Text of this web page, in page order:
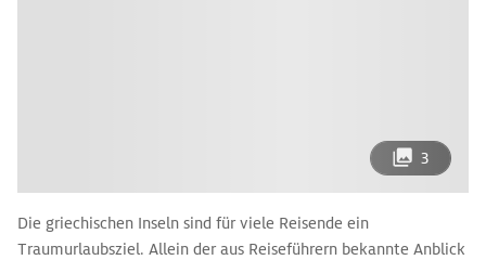
3
Die griechischen Inseln sind für viele Reisende ein
Traumurlaubsziel. Allein der aus Reiseführern bekannte Anblick